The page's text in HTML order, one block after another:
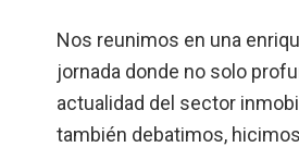
Nos reunimos en una
jornada donde no solo
actualidad del sector
también debatimos,